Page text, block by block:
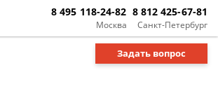
Москва
8 495 118-24-82
Санкт-Петербург
8 812 425-67-81
Задать вопрос